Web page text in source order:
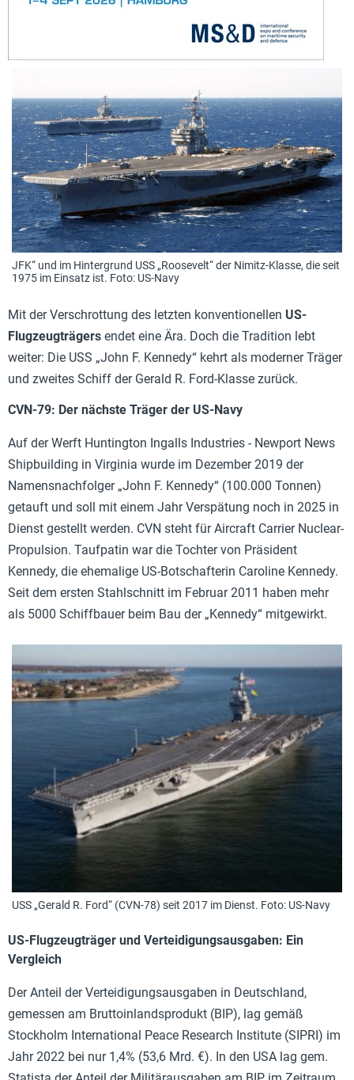
JFK“ und im Hintergrund USS „Roosevelt“ der Nimitz-Klasse, die seit
1975 im Einsatz ist. Foto: US-Navy
Mit der Verschrottung des letzten konventionellen US-
Flugzeugträgers endet eine Ära. Doch die Tradition lebt
weiter: Die USS „John F. Kennedy“ kehrt als moderner Träger
und zweites Schiff der Gerald R. Ford-Klasse zurück.
CVN-79: Der nächste Träger der US-Navy
Auf der Werft Huntington Ingalls Industries - Newport News
Shipbuilding in Virginia wurde im Dezember 2019 der
Namensnachfolger „John F. Kennedy“ (100.000 Tonnen)
getauft und soll mit einem Jahr Verspätung noch in 2025 in
Dienst gestellt werden. CVN steht für Aircraft Carrier Nuclear-
Propulsion. Taufpatin war die Tochter von Präsident
Kennedy, die ehemalige US-Botschafterin Caroline Kennedy.
Seit dem ersten Stahlschnitt im Februar 2011 haben mehr
als 5000 Schiffbauer beim Bau der „Kennedy“ mitgewirkt.
USS „Gerald R. Ford“ (CVN-78) seit 2017 im Dienst. Foto: US-Navy
US-Flugzeugträger und Verteidigungsausgaben: Ein
Vergleich
Der Anteil der Verteidigungsausgaben in Deutschland,
gemessen am Bruttoinlandsprodukt (BIP), lag gemäß
Stockholm International Peace Research Institute (SIPRI) im
Jahr 2022 bei nur 1,4% (53,6 Mrd. €). In den USA lag gem.